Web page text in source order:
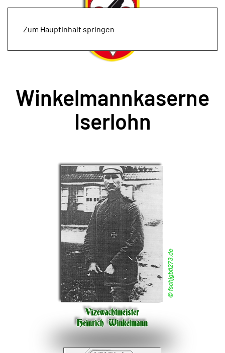
Zum Hauptinhalt springen
Winkelmannkaserne
Iserlohn